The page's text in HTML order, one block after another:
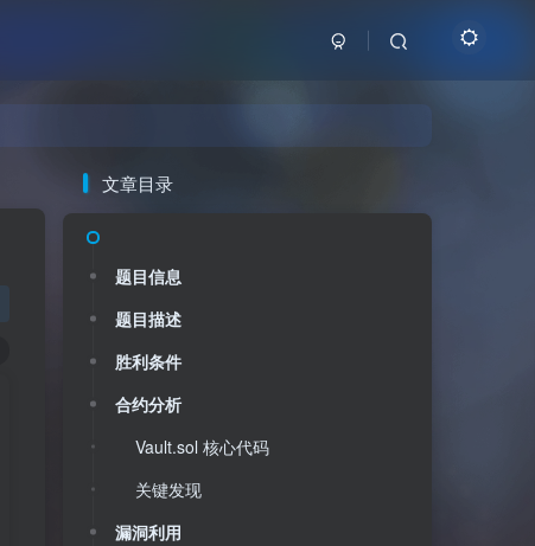
文章目录
题目信息
题目描述
胜利条件
合约分析
Vault.sol 核心代码
关键发现
漏洞利用